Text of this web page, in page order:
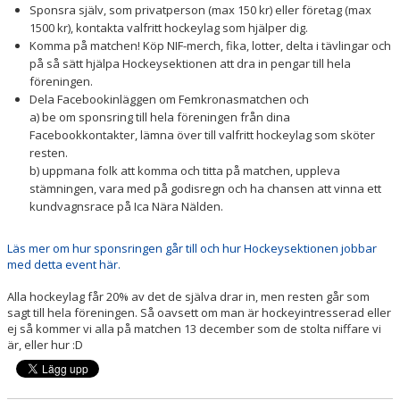
Sponsra själv, som privatperson (max 150 kr) eller företag (max
1500 kr), kontakta valfritt hockeylag som hjälper dig.
Komma på matchen! Köp NIF-merch, fika, lotter, delta i tävlingar och
på så sätt hjälpa Hockeysektionen att dra in pengar till hela
föreningen.
Dela Facebookinläggen om Femkronasmatchen och
a) be om sponsring till hela föreningen från dina
Facebookkontakter, lämna över till valfritt hockeylag som sköter
resten.
b) uppmana folk att komma och titta på matchen, uppleva
stämningen, vara med på godisregn och ha chansen att vinna ett
kundvagnsrace på Ica Nära Nälden.
Läs mer om hur sponsringen går till och hur Hockeysektionen jobbar
med detta event här.
Alla hockeylag får 20% av det de själva drar in, men resten går som
sagt till hela föreningen. Så oavsett om man är hockeyintresserad eller
ej så kommer vi alla på matchen 13 december som de stolta niffare vi
är, eller hur :D